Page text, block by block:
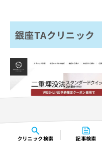
クリニック検索 記事検索
銀座TAクリニック